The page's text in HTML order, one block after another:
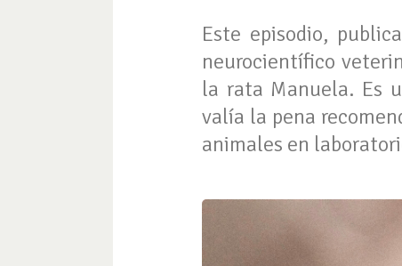
Este episodio,
neurocientífico
la rata Manuela. Es
valía la pena
animales en